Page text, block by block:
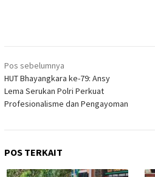
Navigasi
pos
Pos sebelumnya
HUT Bhayangkara ke-79: Ansy
Lema Serukan Polri Perkuat
Profesionalisme dan Pengayoman
POS TERKAIT